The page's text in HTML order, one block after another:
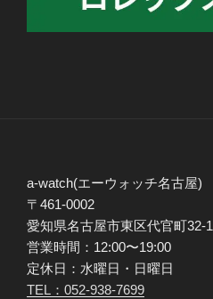
a-watch(エーウォッチ名古屋)
〒461-0002
愛知県名古屋市東区代官町32-1
営業時間：12:00〜19:00
定休日：水曜日・日曜日
TEL：052-938-7699